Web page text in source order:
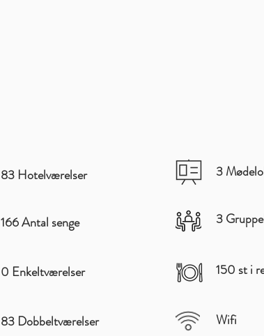
150 st i
Wifi
83 Hotelværelser
166 Antal senge
0 Enkeltværelser
83 Dobbeltværelser
3
3